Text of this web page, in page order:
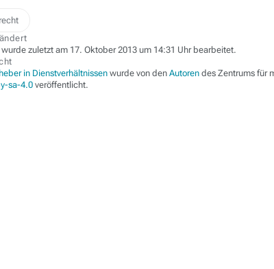
wurde zuletzt am 17. Oktober 2013 um 14:31 Uhr bearbeitet.
in Dienstverhältnissenwurde von den Autoren des Zentrums für
sa-4.0 veröffentlicht.